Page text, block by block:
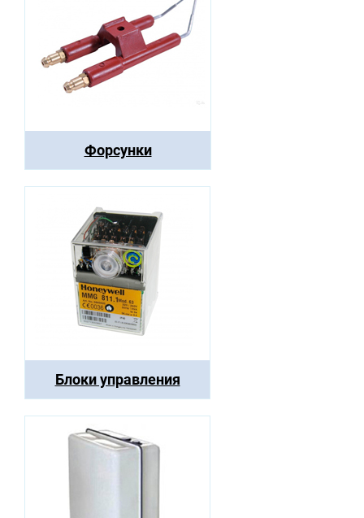
Форсунки
Блоки управления